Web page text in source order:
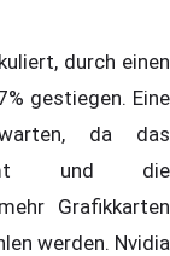
durch einen
gestiegen. Eine
da das
und die
Grafikkarten
werden. Nvidia